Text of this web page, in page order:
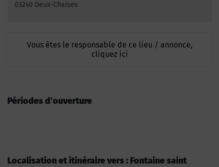
03240 Deux-Chaises
Vous êtes le responsable de ce lieu / annonce,
cliquez ici
Périodes d'ouverture
Localisation et itinéraire vers : Fontaine saint